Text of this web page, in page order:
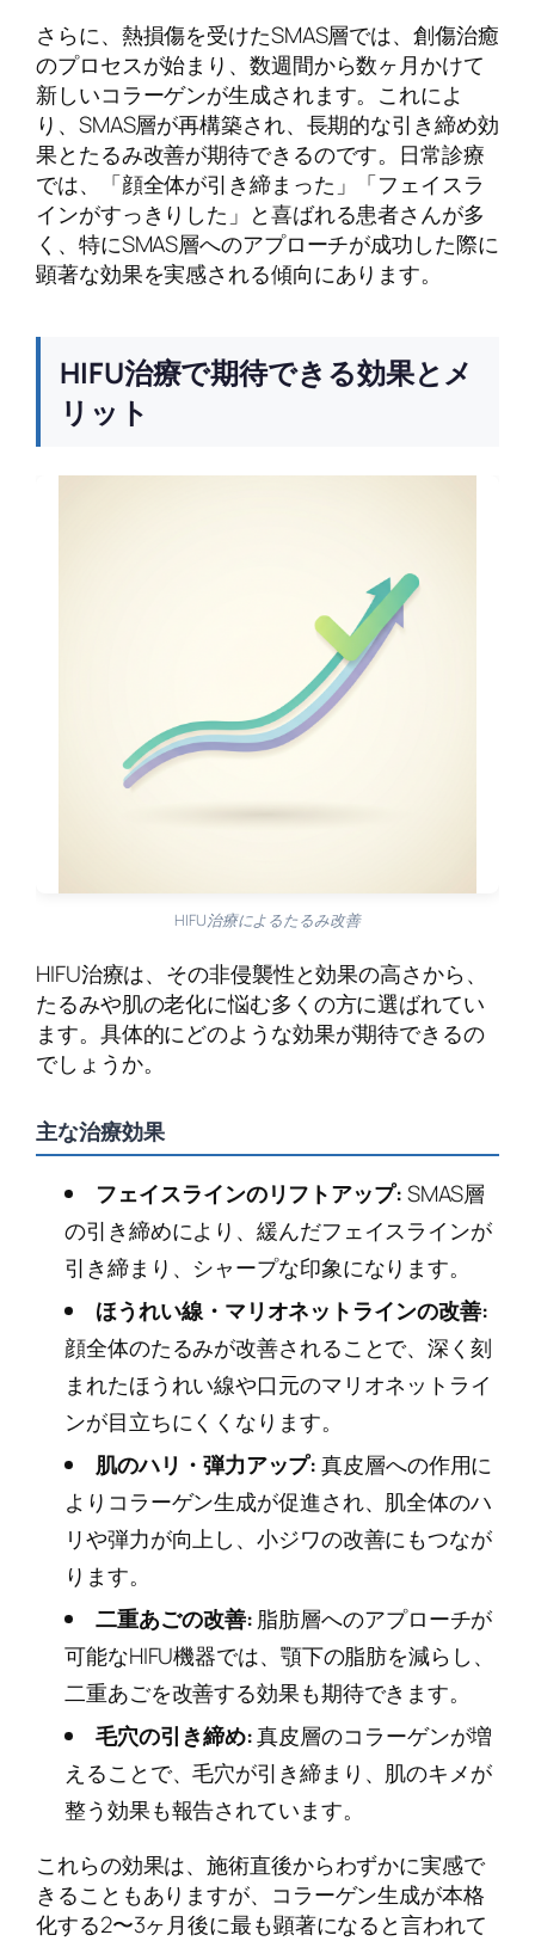
さらに、熱損傷を受けたSMAS層では、創傷治癒
のプロセスが始まり、数週間から数ヶ月かけて
新しいコラーゲンが生成されます。これによ
り、SMAS層が再構築され、長期的な引き締め効
果とたるみ改善が期待できるのです。日常診療
では、「顔全体が引き締まった」「フェイスラ
インがすっきりした」と喜ばれる患者さんが多
く、特にSMAS層へのアプローチが成功した際に
顕著な効果を実感される傾向にあります。
HIFU治療で期待できる効果とメ
リット
HIFU治療によるたるみ改善
HIFU治療は、その非侵襲性と効果の高さから、
たるみや肌の老化に悩む多くの方に選ばれてい
ます。具体的にどのような効果が期待できるの
でしょうか。
主な治療効果
フェイスラインのリフトアップ:SMAS層
の引き締めにより、緩んだフェイスラインが
引き締まり、シャープな印象になります。
ほうれい線・マリオネットラインの改善:
顔全体のたるみが改善されることで、深く刻
まれたほうれい線や口元のマリオネットライ
ンが目立ちにくくなります。
肌のハリ・弾力アップ:真皮層への作用に
よりコラーゲン生成が促進され、肌全体のハ
リや弾力が向上し、小ジワの改善にもつなが
ります。
二重あごの改善:脂肪層へのアプローチが
可能なHIFU機器では、顎下の脂肪を減らし、
二重あごを改善する効果も期待できます。
毛穴の引き締め:真皮層のコラーゲンが増
えることで、毛穴が引き締まり、肌のキメが
整う効果も報告されています。
これらの効果は、施術直後からわずかに実感で
きることもありますが、コラーゲン生成が本格
化する2〜3ヶ月後に最も顕著になると言われて